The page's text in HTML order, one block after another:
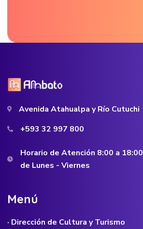
Avenida Atahualpa y Río Cutuchi
+593 32 997 800
Horario de Atención 8:00 a 18:00
de Lunes - Viernes
Menú
· Dirección de Cultura y Turismo